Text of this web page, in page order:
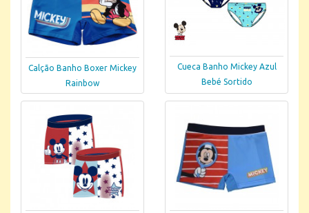
Calção Banho Boxer Mickey
Rainbow
Cueca Banho Mickey Azul
Bebé Sortido